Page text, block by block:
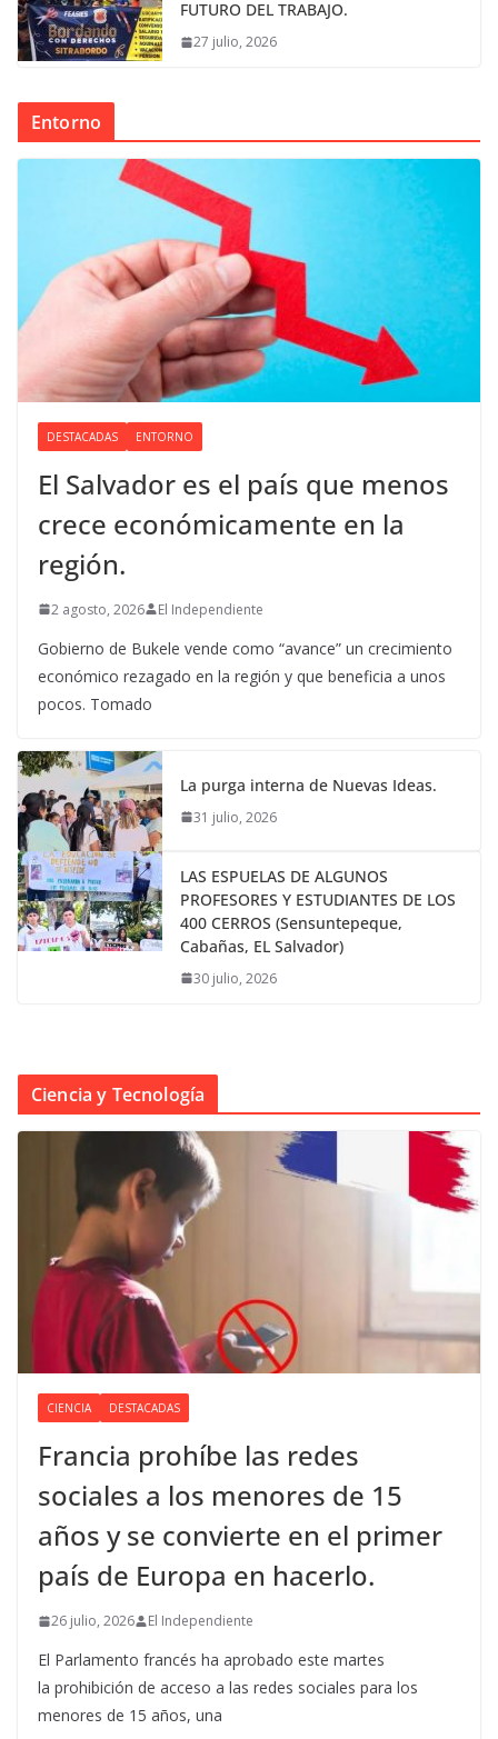
FUTURO DEL TRABAJO.
27 julio, 2026
Entorno
DESTACADAS ENTORNO
El Salvador es el país que menos
crece económicamente en la
región.
2 agosto, 2026 El Independiente
Gobierno de Bukele vende como “avance” un crecimiento
económico rezagado en la región y que beneficia a unos
pocos. Tomado
La purga interna de Nuevas Ideas.
31 julio, 2026
LAS ESPUELAS DE ALGUNOS
PROFESORES Y ESTUDIANTES DE LOS
400 CERROS (Sensuntepeque,
Cabañas, EL Salvador)
30 julio, 2026
Ciencia y Tecnología
CIENCIA DESTACADAS
Francia prohíbe las redes
sociales a los menores de 15
años y se convierte en el primer
país de Europa en hacerlo.
26 julio, 2026 El Independiente
El Parlamento francés ha aprobado este martes
la prohibición de acceso a las redes sociales para los
menores de 15 años, una